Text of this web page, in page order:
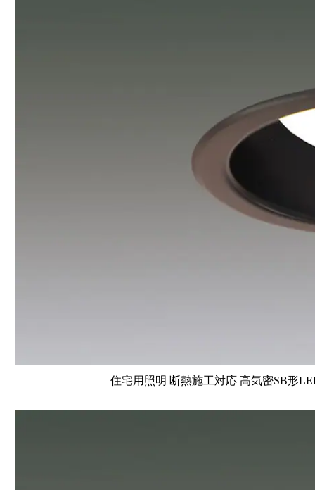
住宅用照明 断熱施工対応 高気密SB形